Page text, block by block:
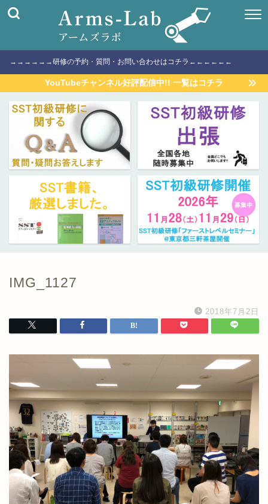
→→→→→→研修の予約・質問・お問い合わせはコチラ←←←←←←
YouTubeチャンネル好評配信中!! 一覧はコチラ
IMG_1127
2018年7月2日